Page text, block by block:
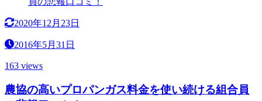
2020年12月23日
2016年5月31日
163 views
農協の高いプロパンガス料金を使い続ける組合員